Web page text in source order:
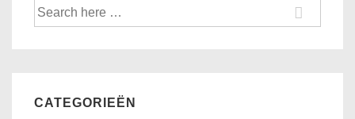
Search
CATEGORIEËN